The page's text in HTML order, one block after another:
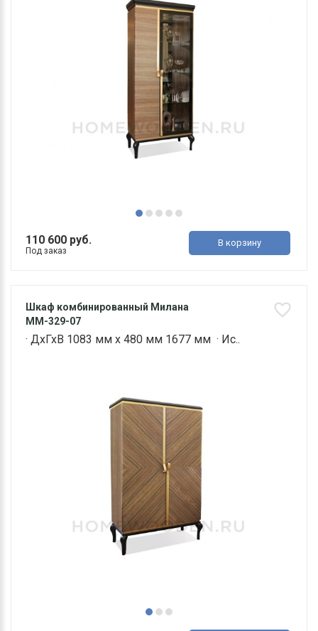
110 600 руб.
Под заказ
В корзину
Шкаф комбинированный Милана
ММ-329-07
· ДхГхВ 1083 мм х 480 мм 1677 мм · Ис..